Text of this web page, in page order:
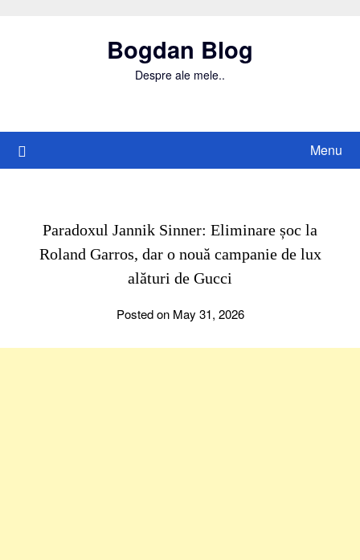
Bogdan Blog
Despre ale mele..
Menu
Paradoxul Jannik Sinner: Eliminare șoc la
Roland Garros, dar o nouă campanie de lux
alături de Gucci
Posted on May 31, 2026